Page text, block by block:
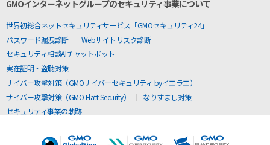
GMOインターネットグループのセキュリティ事業について
世界初総合ネットセキュリティサービス「GMOセキュリティ24」
パスワード漏洩診断
Webサイトリスク診断
セキュリティ相談AIチャットボット
実在証明・盗聴対策
サイバー攻撃対策（GMOサイバーセキュリティ byイエラエ）
サイバー攻撃対策（GMO Flatt Security）
なりすまし対策
セキュリティ事業の軌跡